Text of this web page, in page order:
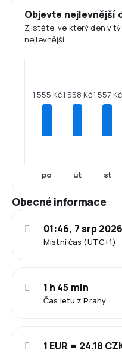
Objevte nejlevnější
Zjistěte, ve který den v
nejlevnější.
1 555 Kč
po
1 558 Kč
út
1 557 Kč
st
Obecné informace
Místní čas (UTC+1)
01:46, 7 srp 2026
Čas letu z Prahy
1 h 45 min
1 EUR = 24.18